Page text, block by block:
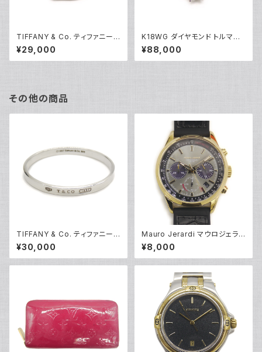
TIFFANY & Co. ティファニー
エレサペレッティ オープンハー
ト 1Pダイヤ ペンダント ネックレ
ス シルバー925 アズキチェーン
¥29,000
K18WG ダイヤモンド トルマリ
ン フラワーデザイン ペンダント
ネックレス 18金 ホワイトゴール
ド ベネチアンチェーン Y05100
¥88,000
その他の商品
TIFFANY & Co. ティファニー 1
837 ナロー バングル ブレスレ
ット シルバー925 Y04751
¥30,000
Mauro Jerardi マウロジェラル
ディ ソーラー クロノグラフ 腕時
計 MJ063-5 グレー文字盤 Y0
5271
¥8,000